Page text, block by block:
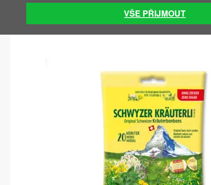
VŠE PŘIJMOUT